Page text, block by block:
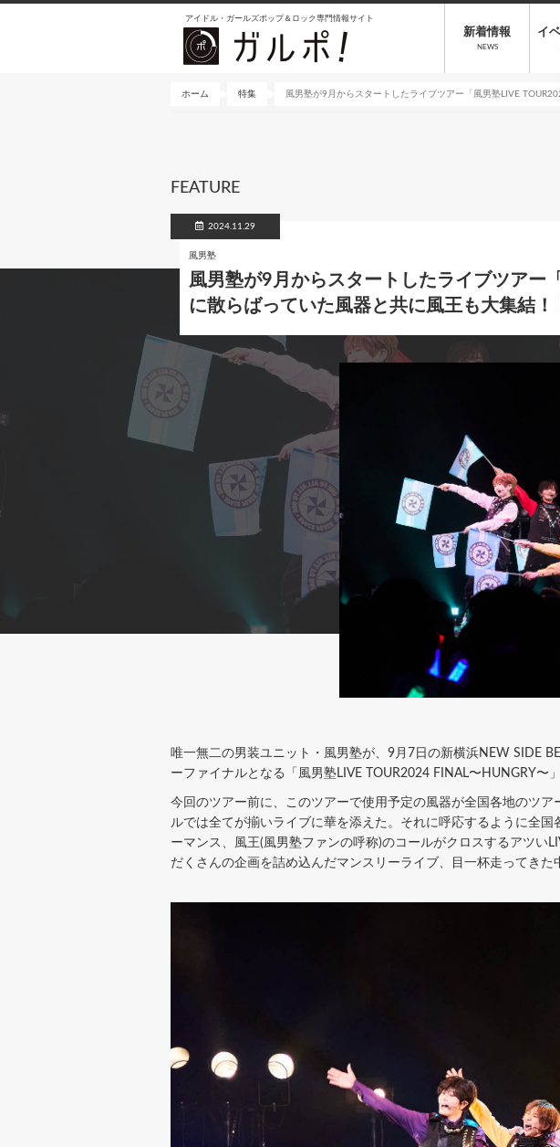
アイドル・ガールズポップ＆ロック専門情報サイト
新着情報
NEWS
イ
ホーム 特集 風男塾が9月からスタートしたライブツアー「風男塾LIVE
FEATURE
2024.11.29
風男塾
風男塾が9月からスタートしたライブツアー
に散らばっていた風器と共に風王も大集結！
唯一無二の男装ユニット・風男塾が、9月7日の新横浜NEW SIDE
ーファイナルとなる「風男塾LIVE TOUR2024 FINAL〜HUNGRY〜
今回のツアー前に、このツアーで使用予定の風器が全国各地のツ
ルでは全てが揃いライブに華を添えた。それに呼応するように全
ーマンス、風王(風男塾ファンの呼称)のコールがクロスするアツい
だくさんの企画を詰め込んだマンスリーライブ、目一杯走ってき